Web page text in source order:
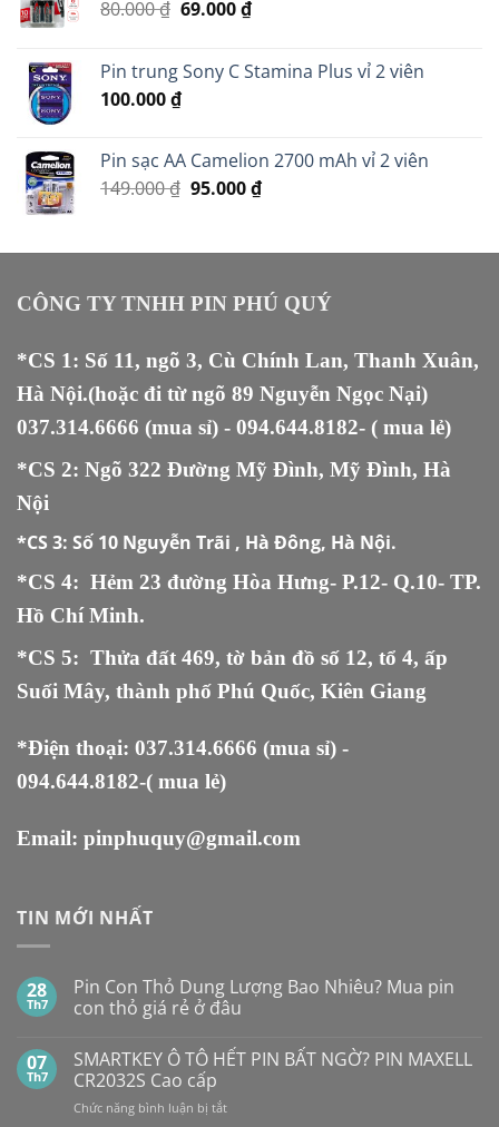
80.000₫ Giá
80.000 ₫.
69.000₫Giá
là:
Pin trung Sony C Stamina Plus vỉ 2 viên
100.000₫
Pin sạc AA Camelion 2700 mAh vỉ 2 viên
149.000₫ Giá
149.000 ₫.
95.000₫Giá
là:
CÔNG TY TNHH PIN PHÚ QUÝ
*CS 1: Số 11, ngõ 3, Cù Chính Lan, Thanh Xuân,
Hà Nội.(hoặc đi từ ngõ 89 Nguyễn Ngọc Nại)
037.314.6666 (mua sỉ) - 094.644.8182- ( mua lẻ)
*CS 2: Ngõ 322 Đường Mỹ Đình, Mỹ Đình, Hà
Nội
*CS 3: Số 10 Nguyễn Trãi , Hà Đông, Hà Nội.
*CS 4: Hẻm 23 đường Hòa Hưng- P.12- Q.10- TP.
Hồ Chí Minh.
*CS 5: Thửa đất 469, tờ bản đồ số 12, tổ 4, ấp
Suối Mây, thành phố Phú Quốc, Kiên Giang
*Điện thoại: 037.314.6666 (mua sỉ) -
094.644.8182-( mua lẻ)
Email: pinphuquy@gmail.com
TIN MỚI NHẤT
28
Th7
Pin Con Thỏ Dung Lượng Bao Nhiêu? Mua pin
con thỏ giá rẻ ở đâu
bình
luận
ở
Pin
Con
07
Th7
SMARTKEY Ô TÔ HẾT PIN BẤT NGỜ? PIN MAXELL
CR2032S Cao cấp
Chức năng bình luận bị tắtở